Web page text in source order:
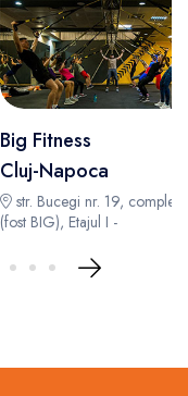
Big Fitness
Cluj-Napoca
str. Bucegi nr. 19,
(fost BIG), Etajul I -